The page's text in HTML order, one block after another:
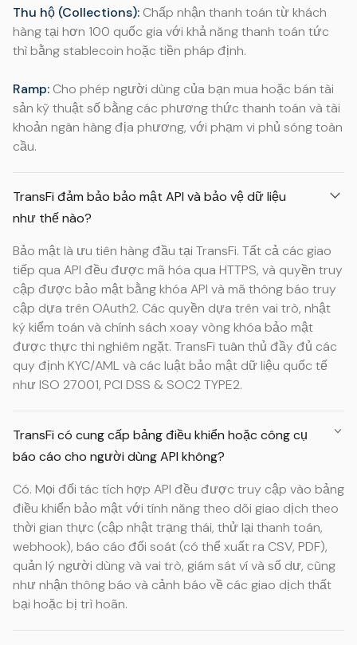
Thu hộ (Collections): Chấp nhận thanh toán từ khách
hàng tại hơn 100 quốc gia với khả năng thanh toán tức
thì bằng stablecoin hoặc tiền pháp định.
Ramp: Cho phép người dùng của bạn mua hoặc bán tài
sản kỹ thuật số bằng các phương thức thanh toán và tài
khoản ngân hàng địa phương, với phạm vi phủ sóng toàn
cầu.
TransFi đảm bảo bảo mật API và bảo vệ dữ liệu
như thế nào?
Bảo mật là ưu tiên hàng đầu tại TransFi. Tất cả các giao
tiếp qua API đều được mã hóa qua HTTPS, và quyền truy
cập được bảo mật bằng khóa API và mã thông báo truy
cập dựa trên OAuth2. Các quyền dựa trên vai trò, nhật
ký kiểm toán và chính sách xoay vòng khóa bảo mật
được thực thi nghiêm ngặt. TransFi tuân thủ đầy đủ các
quy định KYC/AML và các luật bảo mật dữ liệu quốc tế
như ISO 27001, PCI DSS & SOC2 TYPE2.
TransFi có cung cấp bảng điều khiển hoặc công cụ
báo cáo cho người dùng API không?
Có. Mọi đối tác tích hợp API đều được truy cập vào bảng
điều khiển bảo mật với tính năng theo dõi giao dịch theo
thời gian thực (cập nhật trạng thái, thử lại thanh toán,
webhook), báo cáo đối soát (có thể xuất ra CSV, PDF),
quản lý người dùng và vai trò, giám sát ví và số dư, cũng
như nhận thông báo và cảnh báo về các giao dịch thất
bại hoặc bị trì hoãn.